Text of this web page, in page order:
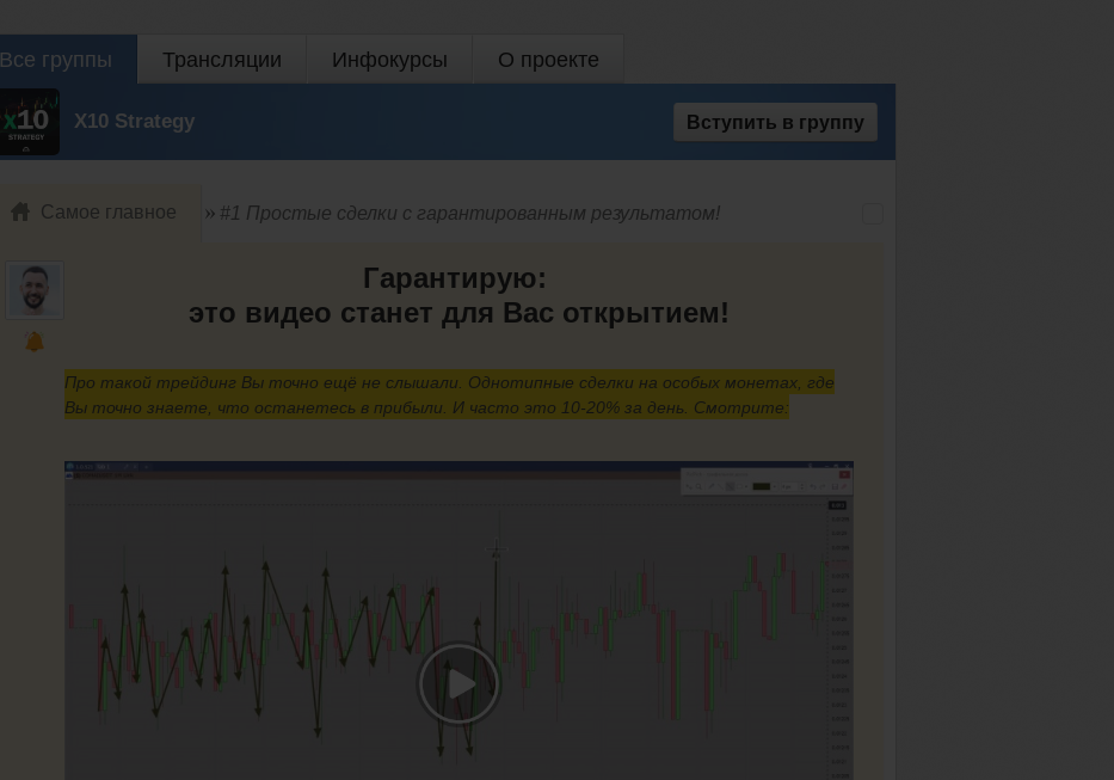
Все группы Трансляции Инфокурсы О проекте
X10 Strategy Вступить в группу
Самое главное #1 Простые сделки с гарантированным результатом!
Гарантирую:
это видео станет для Вас открытием!
Про такой трейдинг Вы точно ещё не слышали. Однотипные сделки на особых монетах, где
Вы точно знаете, что останетесь в прибыли. И часто это 10-20% за день. Смотрите: